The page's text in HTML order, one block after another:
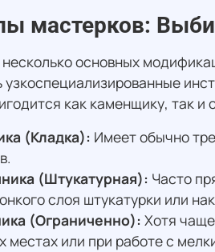
мастерков:
основных
как каменщику, так и
(Кладка): Имеет обычно
(Штукатурная): Часто
слоя штукатурки или
(Ограниченно): Хотя
местах или при работе с